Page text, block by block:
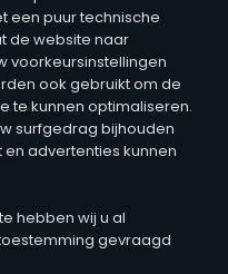
een puur technische
de website naar
voorkeursinstellingen
ook gebruikt om de
te kunnen optimaliseren.
surfgedrag bijhouden
advertenties kunnen
hebben wij u al
gevraagd